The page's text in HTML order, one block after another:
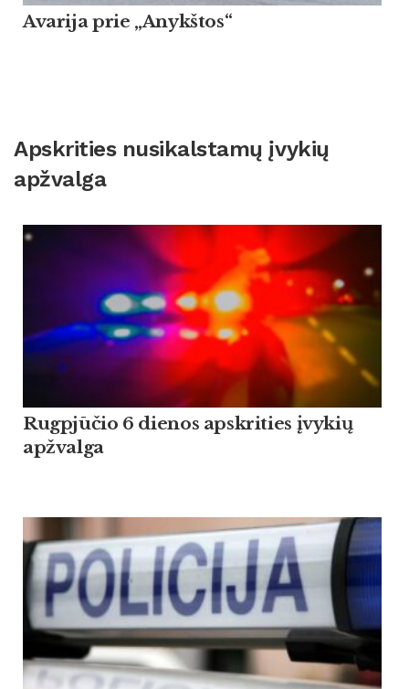
Avarija prie „Anykštos“
Apskrities nusikalstamų įvykių
apžvalga
Rugpjūčio 6 dienos apskrities įvykių
apžvalga